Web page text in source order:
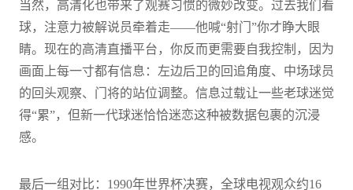
当然，高清化也带来了观赛习惯的微妙改变。过去我们看
球，注意力被解说员牵着走——他喊“射门”你才睁大眼
睛。现在的高清直播平台，你反而更需要自我控制，因为
画面上每一寸都有信息：左边后卫的回追角度、中场球员
的回头观察、门将的站位调整。信息过载让一些老球迷觉
得“累”，但新一代球迷恰恰迷恋这种被数据包裹的沉浸
感。
最后一组对比：1990年世界杯决赛，全球电视观众约16